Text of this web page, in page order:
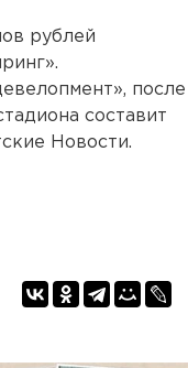
рублей
после
составит
Новости.